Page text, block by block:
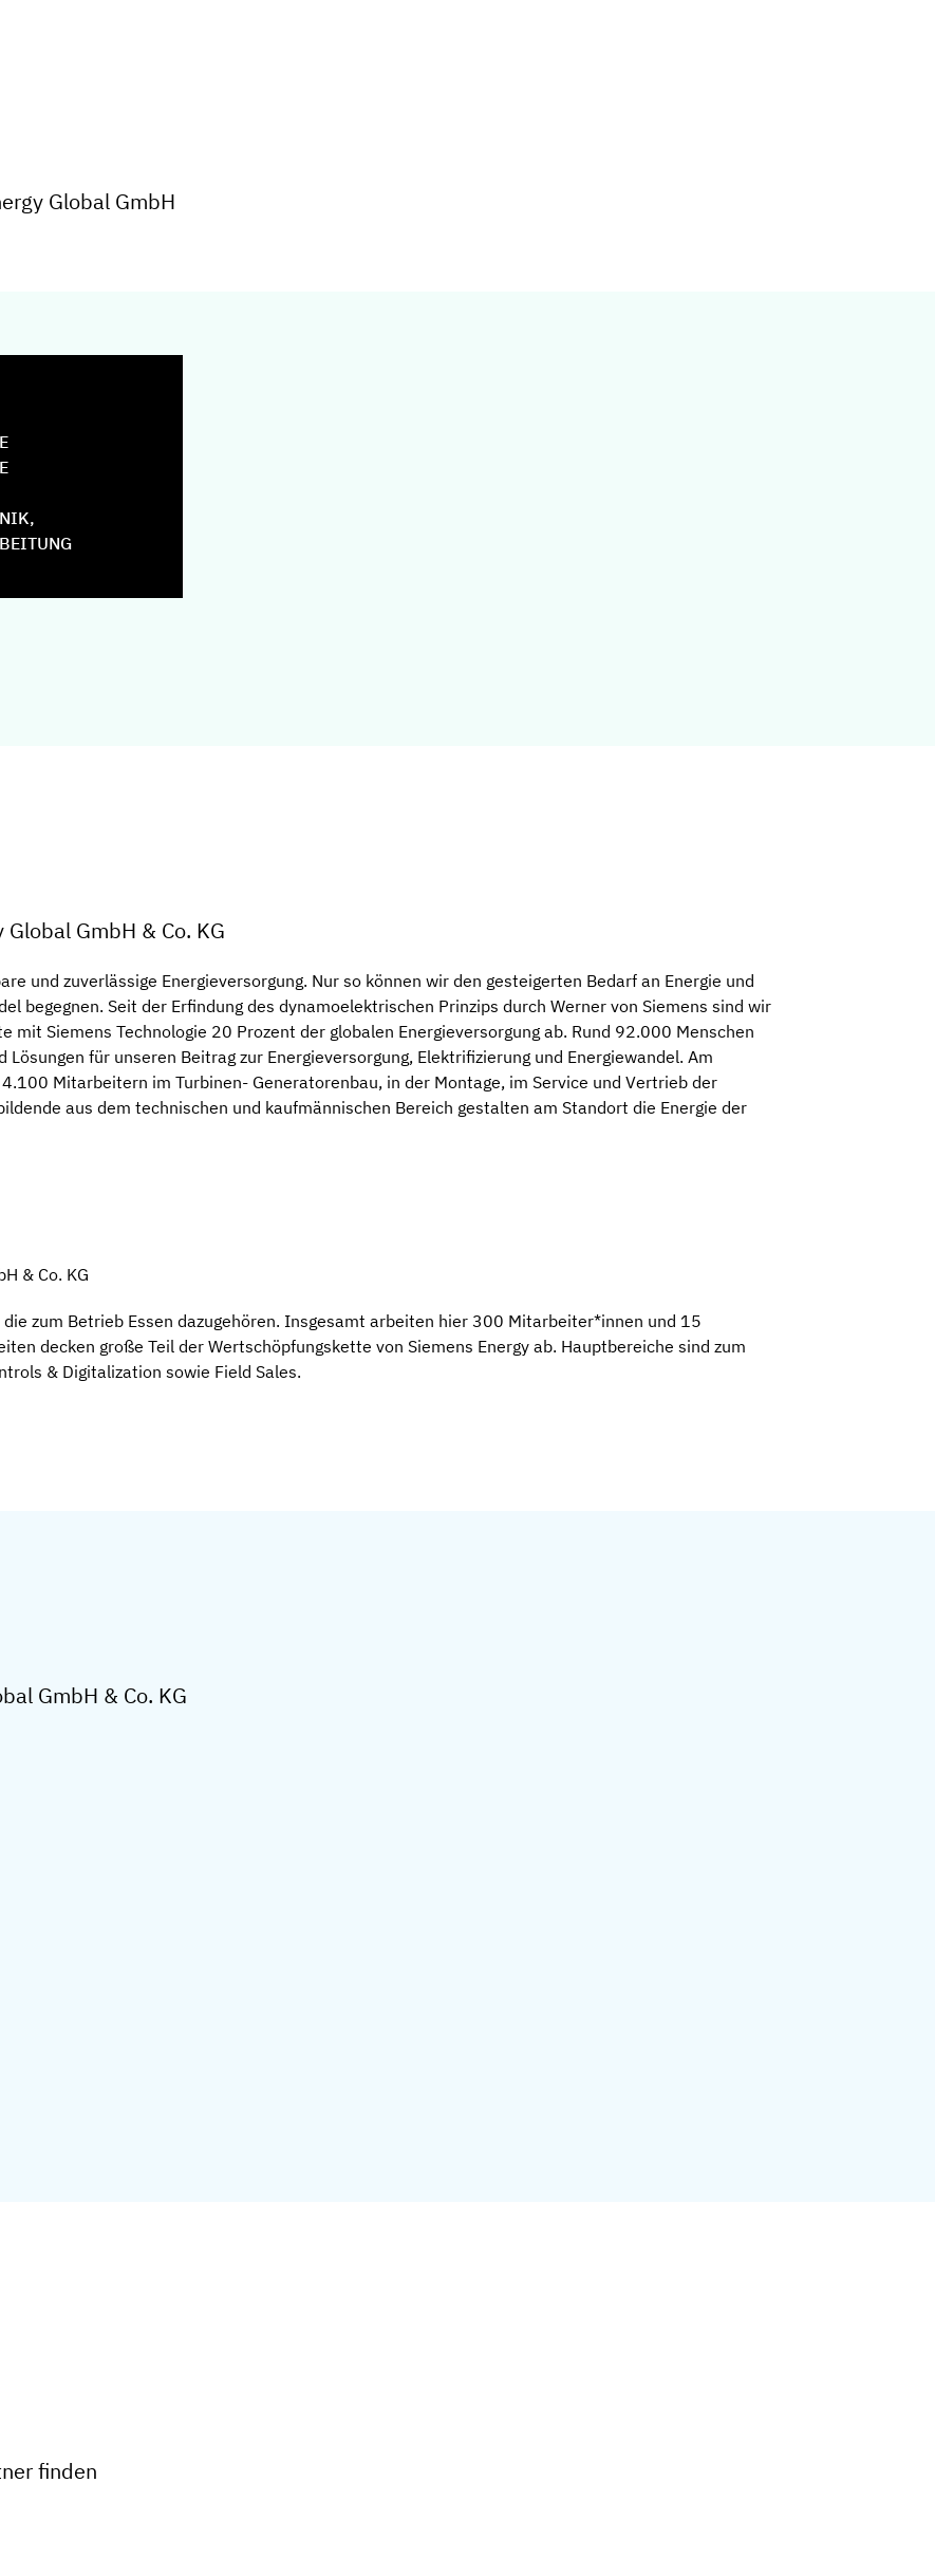
Global GmbH
GmbH & Co. KG
und zuverlässige Energieversorgung. Nur so können wir den gesteigerten Bedarf an Energie und
begegnen. Seit der Erfindung des dynamoelektrischen Prinzips durch Werner von Siemens sind wir
mit Siemens Technologie 20 Prozent der globalen Energieversorgung ab. Rund 92.000 Menschen
für unseren Beitrag zur Energieversorgung, Elektrifizierung und Energiewandel. Am
Mitarbeitern im Turbinen- Generatorenbau, in der Montage, im Service und Vertrieb der
aus dem technischen und kaufmännischen Bereich gestalten am Standort die Energie der
& Co. KG
zum Betrieb Essen dazugehören. Insgesamt arbeiten hier 300 Mitarbeiter*innen und 15
decken große Teil der Wertschöpfungskette von Siemens Energy ab. Hauptbereiche sind zum
& Digitalization sowie Field Sales.
GmbH & Co. KG
finden